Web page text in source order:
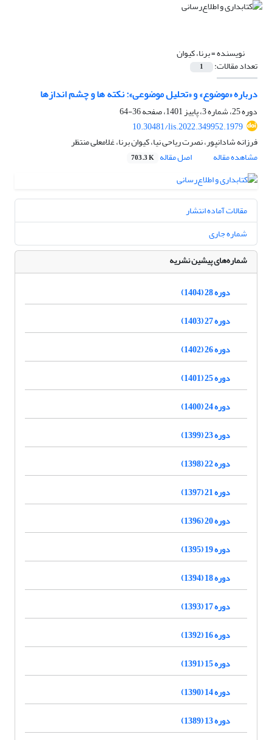
نویسنده =برنا، کیوان
تعداد مقالات: 1
درباره «موضوع» و «تحلیل موضوعی»: نکته ها و چشم اندازها
دوره 25، شماره 3، پاییز 1401، صفحه
36-64
10.30481/lis.2022.349952.1979
فرزانه شادانپور، نصرت ریاحی نیا، کیوان برنا، غلامعلی منتظر
مشاهده مقاله
اصل مقاله 703.3 K
مقالات آماده انتشار
شماره جاری
شماره‌های پیشین نشریه
دوره 28 (1404)
دوره 27 (1403)
دوره 26 (1402)
دوره 25 (1401)
دوره 24 (1400)
دوره 23 (1399)
دوره 22 (1398)
دوره 21 (1397)
دوره 20 (1396)
دوره 19 (1395)
دوره 18 (1394)
دوره 17 (1393)
دوره 16 (1392)
دوره 15 (1391)
دوره 14 (1390)
دوره 13 (1389)